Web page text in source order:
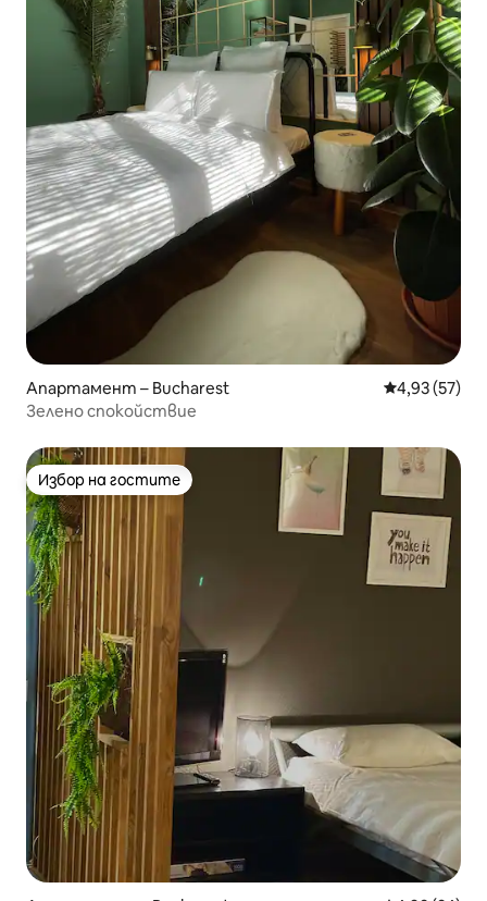
Апартамент – Bucharest Средна
4,93 (57)
Зелено спокойствие
Избор на гостите
Избор на гостите